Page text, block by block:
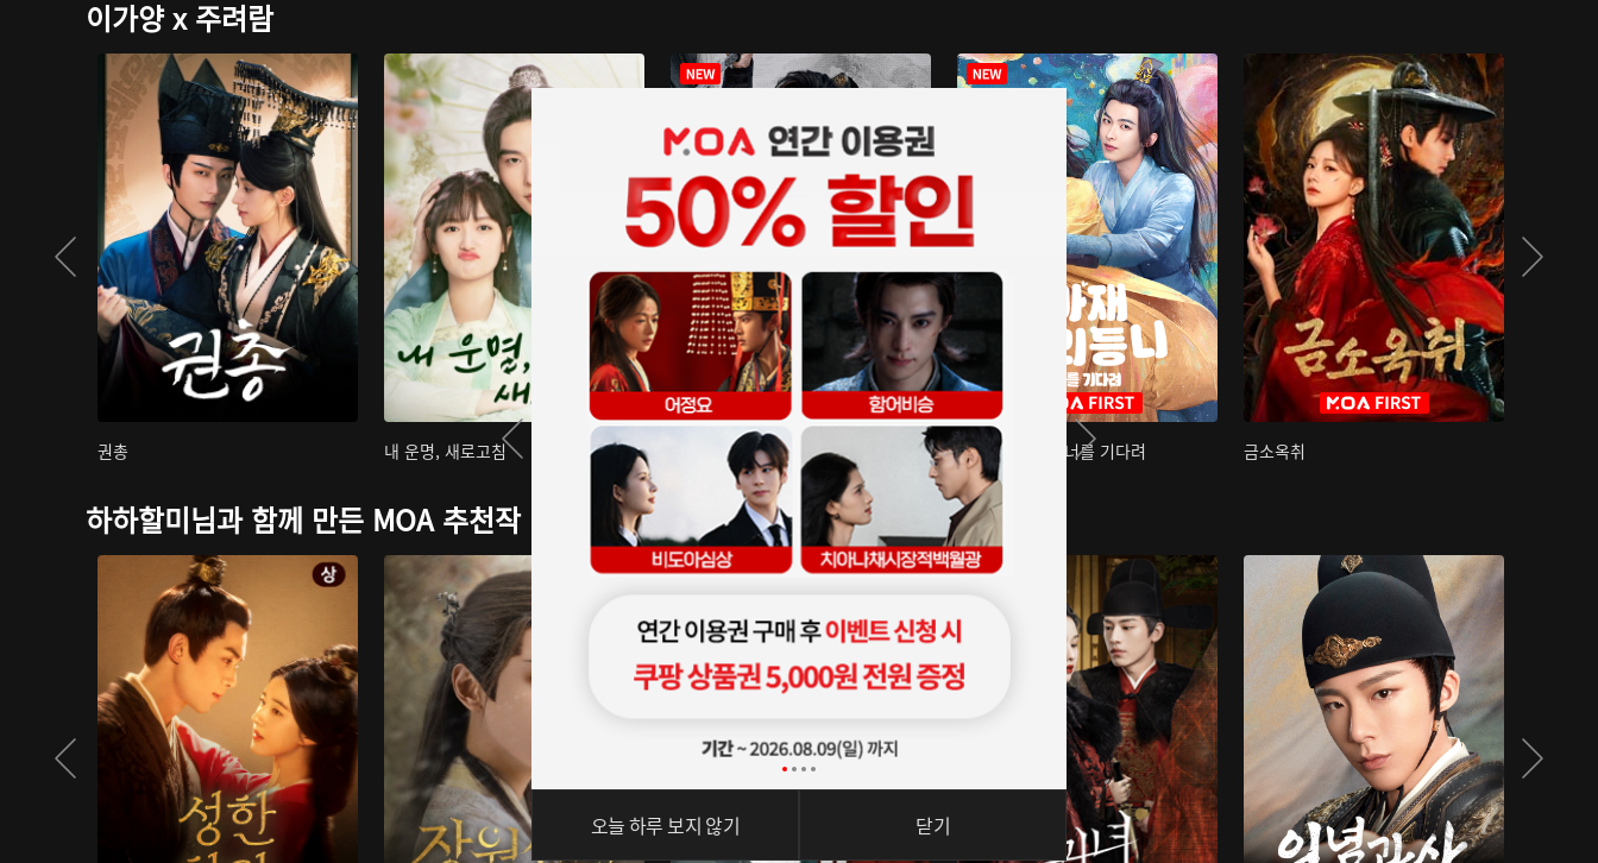
이가양 x 주려람
권총 내 운명, 새로고침 아재저리등니 : 너를 기다려 금소옥취
하하할미님과 함께 만든 MOA 추천작
오늘 하루 보지 않기 닫기